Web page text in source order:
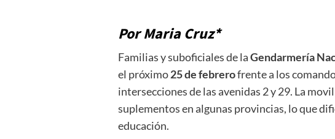
Por Maria Cruz*
Familias y suboficiales de laGendarmería
el próximo25 de febrerofrente a los
intersecciones de las avenidas 2 y 29. La
suplementos en algunas provincias, lo que
educación.